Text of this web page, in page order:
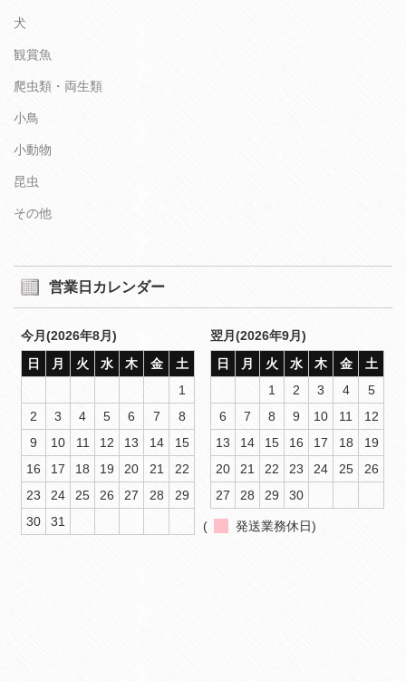
犬
観賞魚
爬虫類・両生類
小鳥
小動物
昆虫
その他
営業日カレンダー
今月(2026年8月)
日
月 火 水 木 金
土
1
2
3 4 5 6 7
8
9
10 11 12 13 14
15
16
17 18 19 20 21
22
23
24 25 26 27 28
29
30
31
翌月(2026年9月)
日
月 火 水 木 金
土
1
2 3 4
5
6
7 8 9 10 11
12
13
14 15 16 17 18
19
20
21 22 23 24 25
26
27
28 29 30
( 発送業務休日)